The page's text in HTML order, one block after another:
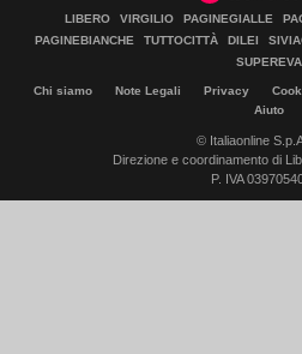
LIBERO VIRGILIO PAGINEGIALLE
PAGINEBIANCHE
TUTTOCITTÀ DILEI
SUPEREVA
Chi siamo Note Legali Privacy
Aiuto
© Italiaonline
Direzione e coordinamento di
P. IVA